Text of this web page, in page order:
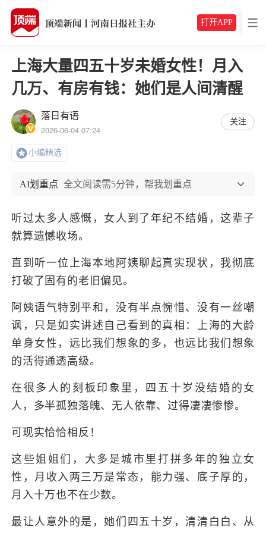
打开APP
上海大量四五十岁未婚女性！月入
几万、有房有钱：她们是人间清醒
落日有语
2026-06-04 07:24
关注
小编精选
AI划重点 全文阅读需5分钟，帮我划重点
听过太多人感慨，女人到了年纪不结婚，这辈子
就算遗憾收场。
直到听一位上海本地阿姨聊起真实现状，我彻底
打破了固有的老旧偏见。
阿姨语气特别平和，没有半点惋惜、没有一丝嘲
讽，只是如实讲述自己看到的真相：上海的大龄
单身女性，远比我们想象的多，也远比我们想象
的活得通透高级。
在很多人的刻板印象里，四五十岁没结婚的女
人，多半孤独落魄、无人依靠、过得凄凄惨惨。
可现实恰恰相反！
这些姐姐们，大多是城市里打拼多年的独立女
性，月收入两三万是常态，能力强、底子厚的，
月入十万也不在少数。
最让人意外的是，她们四五十岁，清清白白、从